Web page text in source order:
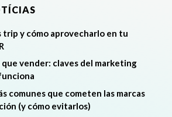
trip y cómo aprovecharlo en tu
vender: claves del marketing
comunes que cometen las marcas
(y cómo evitarlos)